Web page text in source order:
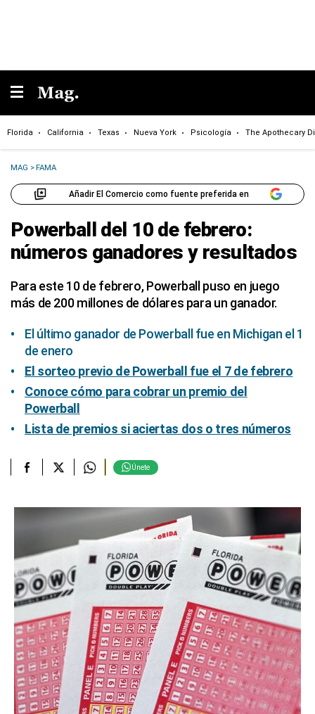
Florida California Texas Nueva York Psicología The Apothecary
MAG >FAMA
Añadir El Comercio como fuente preferida en
Powerball del 10 de febrero:
números ganadores y resultados
Para este 10 de febrero, Powerball puso en juego
más de 200 millones de dólares para un ganador.
El último ganador de Powerball fue en Michigan el 1
de enero
El sorteo previo de Powerball fue el 7 de febrero
Conoce cómo para cobrar un premio del
Powerball
Lista de premios si aciertas dos o tres números
Únete